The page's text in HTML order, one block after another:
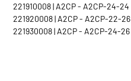
221910008 | A2CP - A2CP-24-24
221920008 | A2CP - A2CP-22-26
221930008 | A2CP - A2CP-24-26